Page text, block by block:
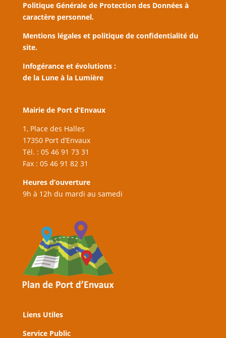
Politique Générale de Protection des Données à
caractère personnel.
Mentions légales et politique de confidentialité du
site.
Infogérance et évolutions :
de la Lune à la Lumière
Mairie de Port d’Envaux
1, Place des Halles
17350 Port d’Envaux
Tél. : 05 46 91 73 31
Fax : 05 46 91 82 31
Heures d’ouverture
9h à 12h du mardi au samedi
Liens Utiles
Service Public